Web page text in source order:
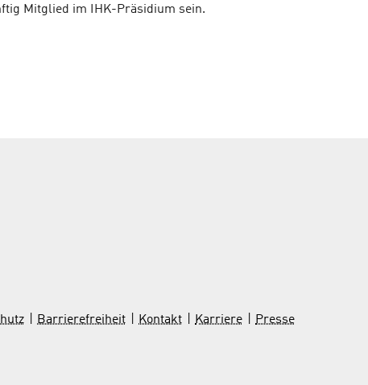
Mitglied im IHK-Präsidium sein.
Barrierefreiheit Kontakt Karriere
Presse